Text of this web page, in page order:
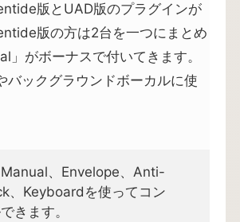
版とUAD版のプラグインが
版の方は2台を一つにまとめ
」がボーナスで付いてきます。
バックグラウンドボーカルに使
Manual、Envelope、Anti-
、Keyboardを使ってコン
きます。